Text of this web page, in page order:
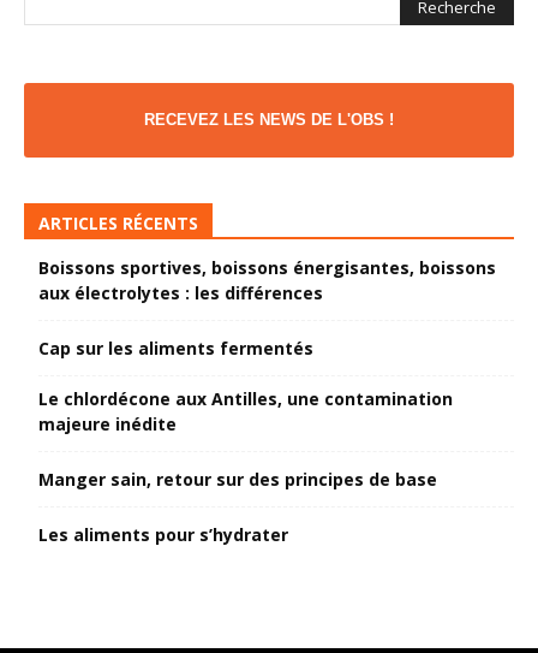
RECEVEZ LES NEWS DE L'OBS !
ARTICLES RÉCENTS
Boissons sportives, boissons énergisantes, boissons
aux électrolytes : les différences
Cap sur les aliments fermentés
Le chlordécone aux Antilles, une contamination
majeure inédite
Manger sain, retour sur des principes de base
Les aliments pour s’hydrater